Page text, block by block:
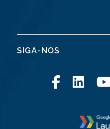
SIGA-NOS